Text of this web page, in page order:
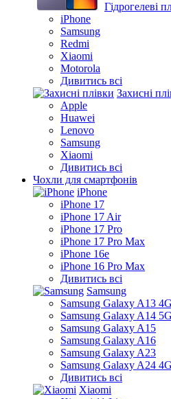
Гідрогелеві
iPhone
Samsung
Redmi
Xiaomi
Motorola
Дивитись всі
Захисні
Apple
Huawei
Lenovo
Samsung
Xiaomi
Дивитись всі
Чохли для смартфонів
iPhone
iPhone 17
iPhone 17 Air
iPhone 17 Pro
iPhone 17 Pro Max
iPhone 16e
iPhone 16 Pro Max
Дивитись всі
Samsung
Samsung Galaxy A13 4G
Samsung Galaxy A14 5G
Samsung Galaxy A15
Samsung Galaxy A16
Samsung Galaxy A23
Samsung Galaxy A24 4G
Дивитись всі
Xiaomi